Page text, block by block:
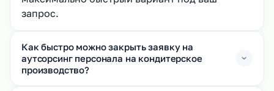
запрос.
Как быстро можно закрыть заявку на
аутсорсинг персонала на кондитерское
производство?